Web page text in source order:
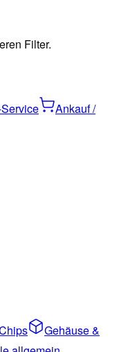
Filter.
Ankauf /
Gehäuse &